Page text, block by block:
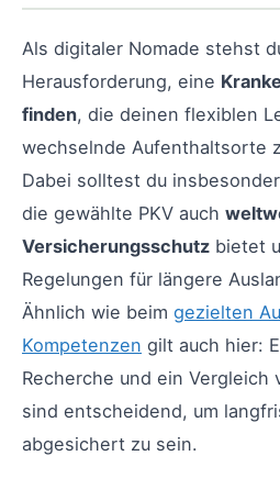
Als digitaler Nomade stehst
Herausforderung, eine
finden, die deinen flexiblen
wechselnde Aufenthaltsorte
Dabei solltest du
die gewählte PKV auch
Versicherungsschutz bietet
Regelungen für längere
Ähnlich wie beim gezielten
Kompetenzen gilt auch hier:
Recherche und ein Vergleich
sind entscheidend, um
abgesichert zu sein.